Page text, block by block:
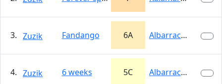
3. Zuzik Fandango 6A Albarracín
4. Zuzik 6 weeks 5C Albarracín